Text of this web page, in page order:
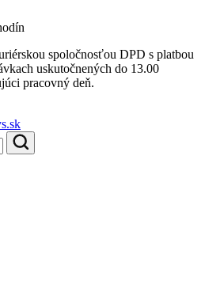
spoločnosťou DPD s platbou
uskutočnených do 13.00
pracovný deň.